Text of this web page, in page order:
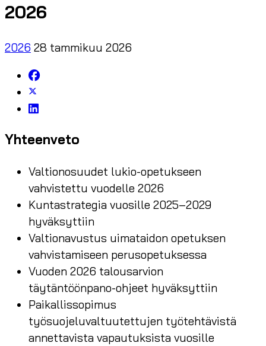
2026
2026 28 tammikuu 2026
Yhteenveto
Valtionosuudet lukio-opetukseen
vahvistettu vuodelle 2026
Kuntastrategia vuosille 2025–2029
hyväksyttiin
Valtionavustus uimataidon opetuksen
vahvistamiseen perusopetuksessa
Vuoden 2026 talousarvion
täytäntöönpano-ohjeet hyväksyttiin
Paikallissopimus
työsuojeluvaltuutettujen työtehtävistä
annettavista vapautuksista vuosille